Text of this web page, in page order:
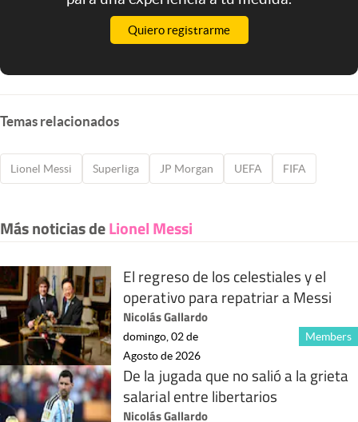
Quiero registrarme
Temas relacionados
Lionel Messi Superliga JP Morgan UEFA FIFA
Más noticias deLionel Messi
El regreso de los celestiales y el
operativo para repatriar a Messi
Nicolás Gallardo
Members
domingo, 02 de
Agosto de 2026
De la jugada que no salió a la grieta
salarial entre libertarios
Nicolás Gallardo